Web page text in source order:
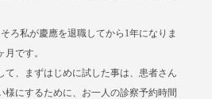
ろ私が慶應を退職してから1年になりま
月です。
て、まずはじめに試した事は、患者さん
様にするために、お一人の診察予約時間